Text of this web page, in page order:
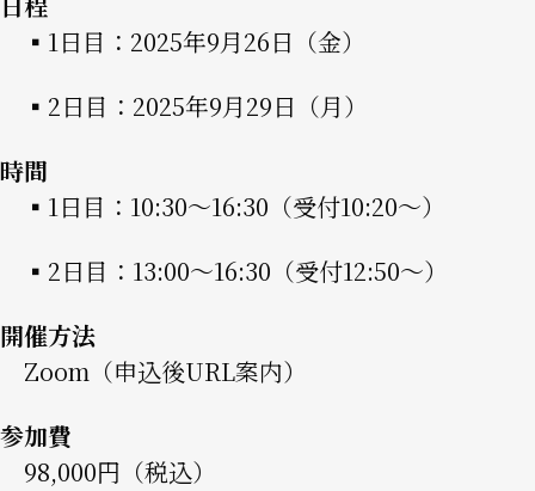
▪︎1日目：2025年9月26日（金）
▪︎2日目：2025年9月29日（月）
時間
▪︎1日目：10:30〜16:30（受付10:20〜）
▪︎2日目：13:00〜16:30（受付12:50〜）
開催方法
Zoom（申込後URL案内）
参加費
98,000円（税込）